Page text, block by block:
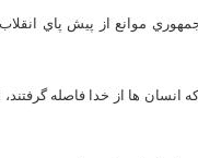
موانع از پيش پاي
انسان ها از خدا فاصله